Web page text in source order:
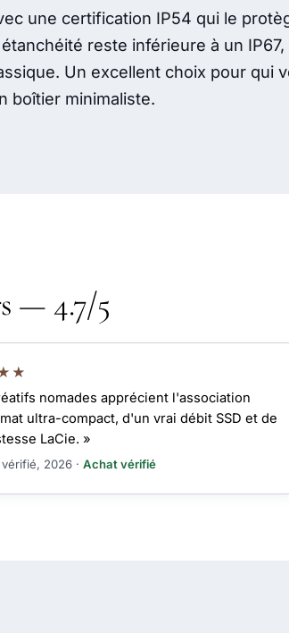
une certification IP54 qui le
reste inférieure à un
Un excellent choix pour qui
boîtier minimaliste.
— 4.7/5
nomades apprécient l'association
ultra-compact, d'un vrai débit SSD et de
LaCie. »
2026 ·Achat vérifié